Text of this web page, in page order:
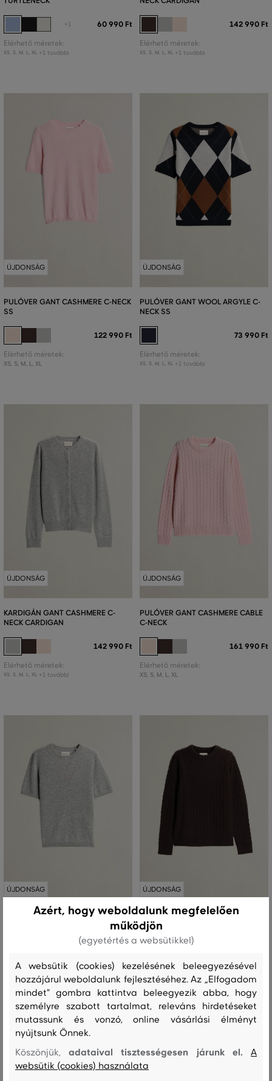
+1 60 990 Ft
Elérhető méretek:
XS, S, M L, XL +1 további
142 990 Ft
Elérhető méretek:
XS, S, M L, XL +1 további
ÚJDONSÁG
PULÓVER GANT CASHMERE C-NECK
SS
122 990 Ft
Elérhető méretek:
XS, S, M, L, XL
ÚJDONSÁG
PULÓVER GANT WOOL ARGYLE C-
NECK SS
73 990 Ft
Elérhető méretek:
XS, S, M L, XL +1 további
ÚJDONSÁG
KARDIGÁN GANT CASHMERE C-
NECK CARDIGAN
142 990 Ft
Elérhető méretek:
XS, S, M L, XL +1 további
ÚJDONSÁG
PULÓVER GANT CASHMERE CABLE
C-NECK
161 990 Ft
Elérhető méretek:
XS, S, M, L, XL
ÚJDONSÁG
PULÓVER GANT CASHMERE C-NECK
Elérhető méretek:
+1 további
ÚJDONSÁG
PULÓVER GANT CASHMERE CABLE
C-NECK
Elérhető méretek:
XS M , L,
Azért, hogy weboldalunk megfelelően
működjön
(egyetértés a websütikkel)
A websütik (cookies) kezelésének beleegyezésével
hozzájárul weboldalunk fejlesztéséhez. Az „Elfogadom
mindet" gombra kattintva beleegyezik abba, hogy
személyre szabott tartalmat, releváns hirdetéseket
mutassunk és vonzó, online vásárlási élményt
nyújtsunk Önnek.
Köszönjük,adataival tisztességesen járunk el.A
websütik (cookies) használata